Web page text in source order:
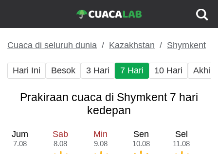
Cuaca di seluruh dunia Kazakhstan Shymkent
Hari Ini Besok 3 Hari 7 Hari 10 Hari Akhir
Prakiraan cuaca di Shymkent 7 hari
kedepan
Jum
7.08
Sab
8.08
Min
9.08
Sen
10.08
Sel
11.08